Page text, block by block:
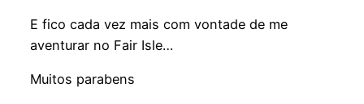
E fico cada vez mais com vontade de me
aventurar no Fair Isle…
Muitos parabens